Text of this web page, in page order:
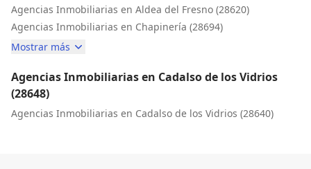
Agencias Inmobiliarias en Aldea del Fresno (28620)
Agencias Inmobiliarias en Chapinería (28694)
Mostrar más
Agencias Inmobiliarias en Cadalso de los Vidrios
(28648)
Agencias Inmobiliarias en Cadalso de los Vidrios (28640)